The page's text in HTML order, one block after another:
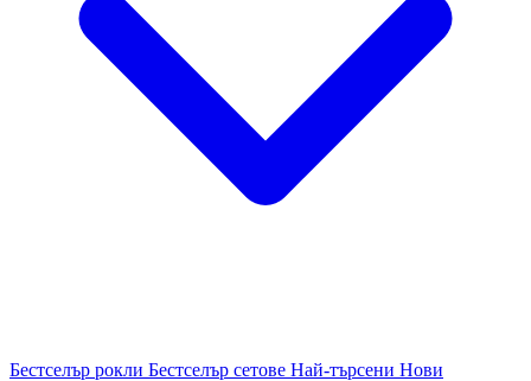
Бестселър рокли Бестселър сетове Най-търсени Нови